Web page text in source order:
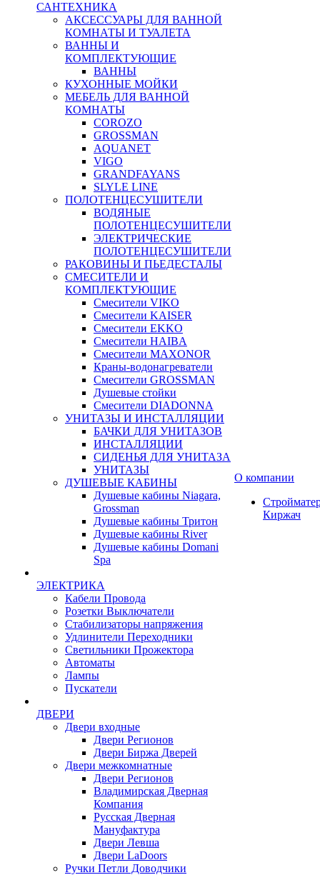
САНТЕХНИКА
АКСЕССУАРЫ ДЛЯ ВАННОЙ
КОМНАТЫ И ТУАЛЕТА
ВАННЫ И
КОМПЛЕКТУЮЩИЕ
ВАННЫ
КУХОННЫЕ МОЙКИ
МЕБЕЛЬ ДЛЯ ВАННОЙ
КОМНАТЫ
COROZO
GROSSMAN
AQUANET
VIGO
GRANDFAYANS
SLYLE LINE
ПОЛОТЕНЦЕСУШИТЕЛИ
ВОДЯНЫЕ
ПОЛОТЕНЦЕСУШИТЕЛИ
ЭЛЕКТРИЧЕСКИЕ
ПОЛОТЕНЦЕСУШИТЕЛИ
РАКОВИНЫ И ПЬЕДЕСТАЛЫ
СМЕСИТЕЛИ И
КОМПЛЕКТУЮЩИЕ
Смесители VIKO
Смесители KAISER
Смесители EKKO
Смесители HAIBA
Смесители MAXONOR
Краны-водонагреватели
Смесители GROSSMAN
Душевые стойки
Смесители DIADONNA
УНИТАЗЫ И ИНСТАЛЛЯЦИИ
БАЧКИ ДЛЯ УНИТАЗОВ
ИНСТАЛЛЯЦИИ
СИДЕНЬЯ ДЛЯ УНИТАЗА
УНИТАЗЫ
ДУШЕВЫЕ КАБИНЫ
Душевые кабины Niagara,
Grossman
Душевые кабины Тритон
Душевые кабины River
Душевые кабины Domani
Spa
ЭЛЕКТРИКА
Кабели Провода
Розетки Выключатели
Стабилизаторы напряжения
Удлинители Переходники
Светильники Прожектора
Автоматы
Лампы
Пускатели
ДВЕРИ
Двери входные
Двери Регионов
Двери Биржа Дверей
Двери межкомнатные
Двери Регионов
Владимирская Дверная
Компания
Русская Дверная
Мануфактура
Двери Левша
Двери LaDoors
Ручки Петли Доводчики
О компании
Киржач